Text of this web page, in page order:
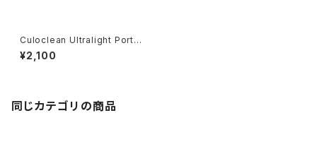
Culoclean Ultralight Portab
le Bidet
¥2,100
同じカテゴリの商品